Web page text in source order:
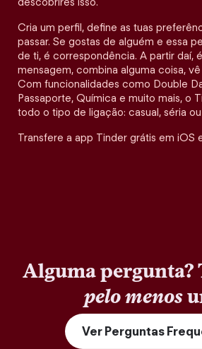
Cria um perfil, define as tuas
passar. Se gostas de alguém e essa
de ti, é correspondência. A partir daí,
mensagem, combina alguma coisa,
Com funcionalidades como Double
Passaporte, Química e muito mais, o
todo o tipo de ligação: casual, séria
Transfere a app Tinder grátis em iOS
Alguma pergunta?
pelo menos
Ver Perguntas